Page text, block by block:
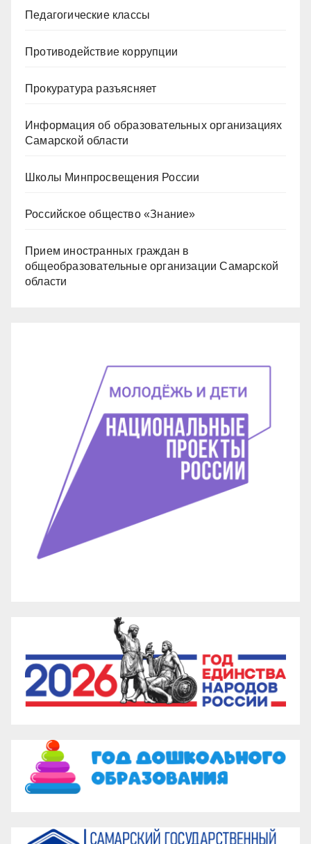
Педагогические классы
Противодействие коррупции
Прокуратура разъясняет
Информация об образовательных организациях
Самарской области
Школы Минпросвещения России
Российское общество «Знание»
Прием иностранных граждан в
общеобразовательные организации Самарской
области